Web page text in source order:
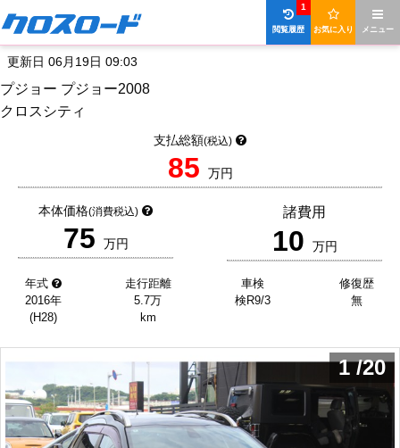
メニュー
お気に入り
閲覧履歴
1
更新日 06月19日 09:03
プジョー プジョー2008
クロスシティ
支払総額(税込)
85 万円
本体価格(消費税込)
75 万円
諸費用
10 万円
年式
2016年
(H28)
走行距離
5.7万
km
車検
検R9/3
修復歴
無
1/20